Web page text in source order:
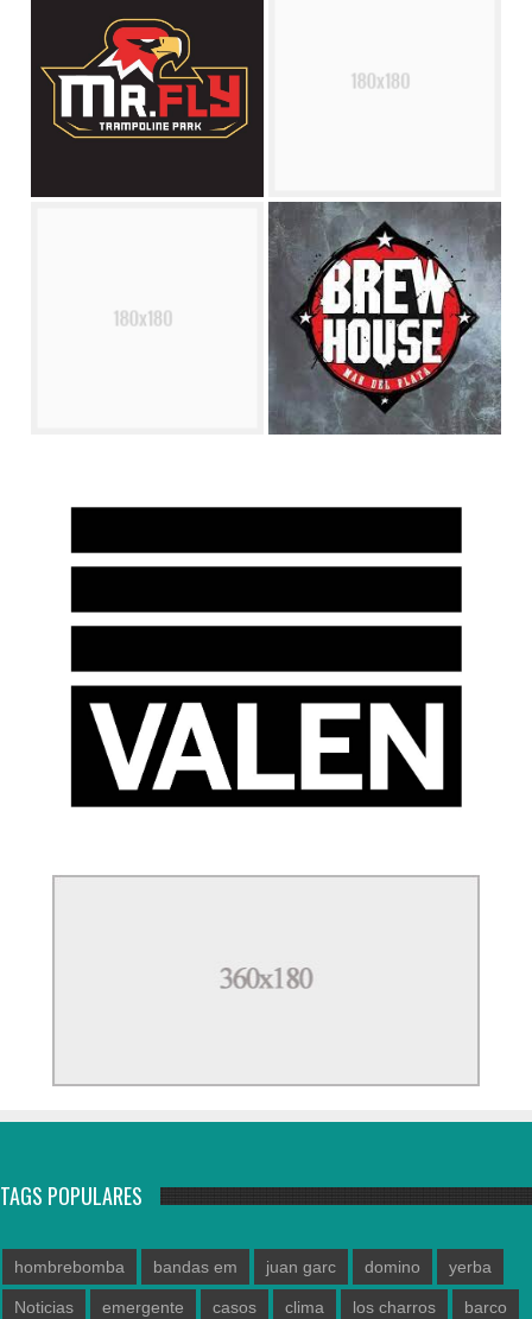
TAGS POPULARES
hombrebomba bandas em juan garc domino yerba
Noticias emergente casos clima los charros barco